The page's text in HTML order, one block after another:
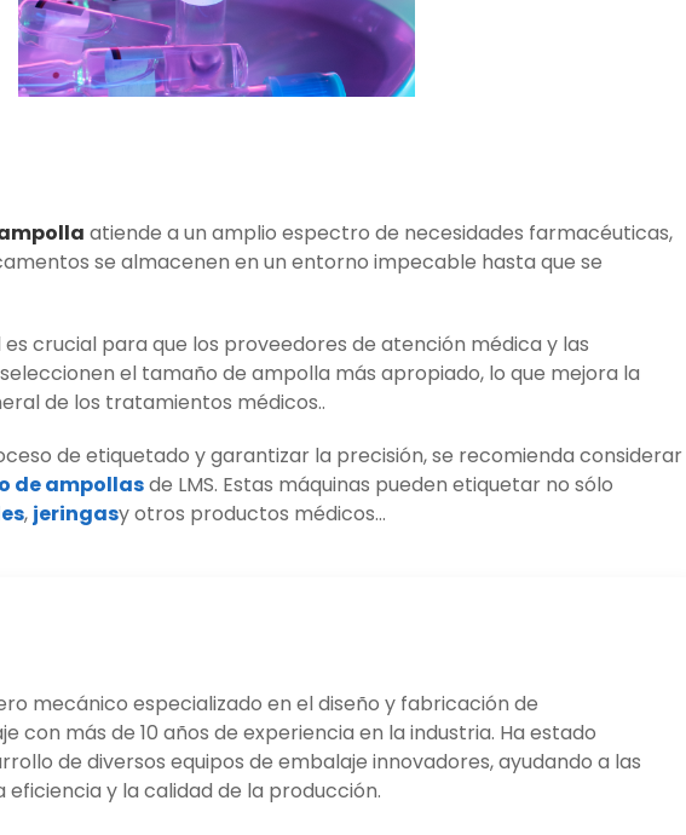
atiende a un amplio espectro de necesidades farmacéuticas,
se almacenen en un entorno impecable hasta que se
crucial para que los proveedores de atención médica y las
el tamaño de ampolla más apropiado, lo que mejora la
de los tratamientos médicos..
de etiquetado y garantizar la precisión, se recomienda considerar
de ampollasde LMS. Estas máquinas pueden etiquetar no sólo
, jeringasy otros productos médicos…
mecánico especializado en el diseño y fabricación de
con más de 10 años de experiencia en la industria. Ha estado
de diversos equipos de embalaje innovadores, ayudando a las
y la calidad de la producción.